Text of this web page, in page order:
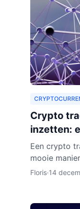
Crypto
inzetten:
Een crypto
mooie
een goede
Floris·14